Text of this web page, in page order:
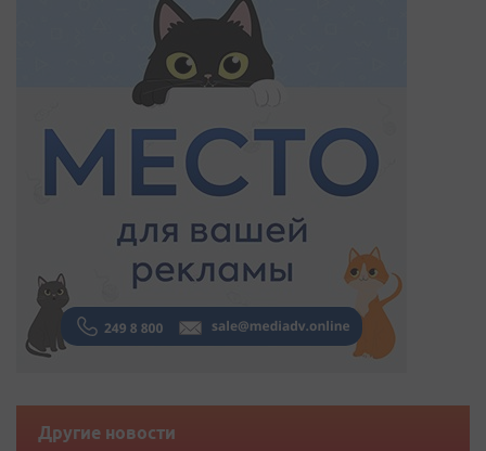
Другие новости